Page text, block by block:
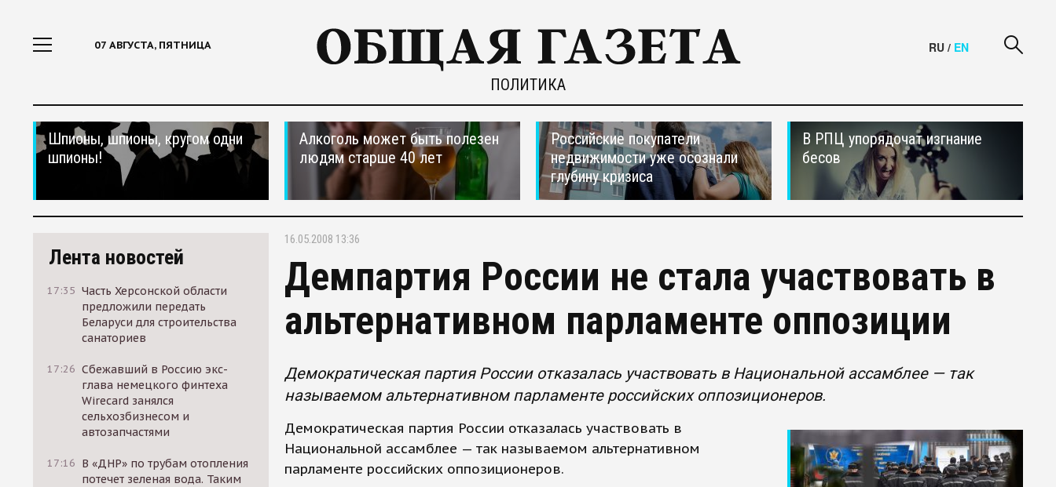
07 АВГУСТА, ПЯТНИЦА
ПОЛИТИКА
RU / EN
Шпионы, шпионы, кругом одни
шпионы!
Алкоголь может быть полезен
людям старше 40 лет
Российские покупатели
недвижимости уже осознали
глубину кризиса
В РПЦ упорядочат изгнание
бесов
Лента новостей
17:35 Часть Херсонской области
предложили передать
Беларуси для строительства
санаториев
17:26 Сбежавший в Россию экс-
глава немецкого финтеха
Wirecard занялся
сельхозбизнесом и
автозапчастями
17:16 В «ДНР» по трубам отопления
потечет зеленая вода. Таким
16.05.2008 13:36
Демпартия России не стала участвовать в
альтернативном парламенте оппозиции
Демократическая партия России отказалась участвовать в Национальной ассамблее — так
называемом альтернативном парламенте российских оппозиционеров.
Демократическая партия России отказалась участвовать в
Национальной ассамблее — так называемом альтернативном
парламенте российских оппозиционеров.